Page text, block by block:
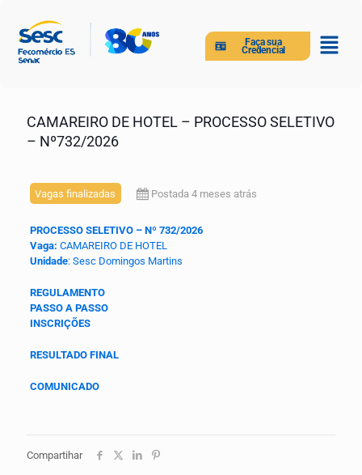
Faça sua
Credencial
CAMAREIRO DE HOTEL – PROCESSO SELETIVO
– Nº732/2026
Vagas finalizadas Postada 4 meses atrás
PROCESSO SELETIVO – Nº 732/2026
Vaga: CAMAREIRO DE HOTEL
Unidade: Sesc Domingos Martins
REGULAMENTO
PASSO A PASSO
INSCRIÇÕES
RESULTADO FINAL
COMUNICADO
Compartihar